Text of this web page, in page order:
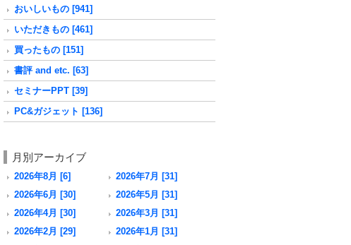
おいしいもの [941]
いただきもの [461]
買ったもの [151]
書評 and etc. [63]
セミナーPPT [39]
PC&ガジェット [136]
月別アーカイブ
2026年8月 [6]
2026年7月 [31]
2026年6月 [30]
2026年5月 [31]
2026年4月 [30]
2026年3月 [31]
2026年2月 [29]
2026年1月 [31]